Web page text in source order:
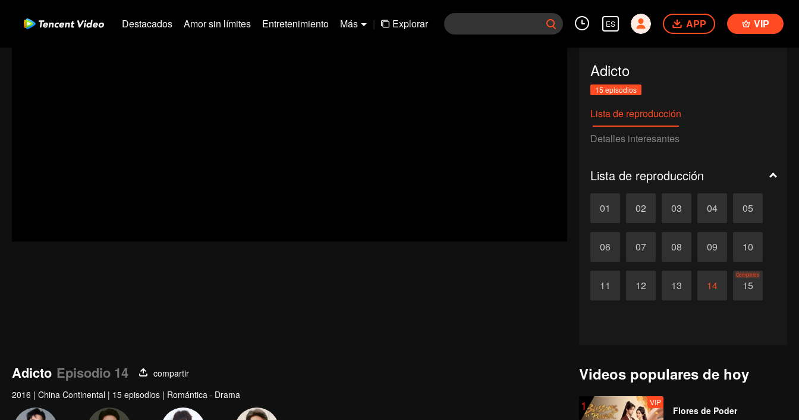
Destacados Amor sin límites Entretenimiento Más | Explorar ES APP VIP
Adicto
15 episodios
Lista de reproducción
Detalles interesantes
Lista de reproducción
01 02 03 04 05
06 07 08 09 10
11 12 13 14 15
Completos
Adicto Episodio 14
compartir
2016 | China Continental | 15 episodios | Romántica · Drama
Videos populares de hoy
1 VIP
Flores de Poder